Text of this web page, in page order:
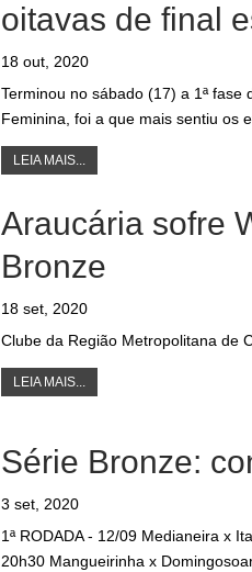
oitavas de final
18 out, 2020
Terminou no sábado (17) a 1ª
Feminina, foi a que mais sentiu os
LEIA MAIS...
Araucária sofre
Bronze
18 set, 2020
Clube da Região Metropolitana de
LEIA MAIS...
Série Bronze:
3 set, 2020
1ª RODADA - 12/09 Medianeira x
20h30 Mangueirinha x